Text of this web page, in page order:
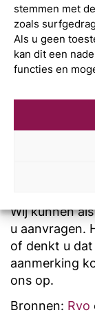
stemmen met
zoals
Als u geen
kan dit een
functies en
een
TVL 2 voor
tijdvak 2
Wij kunnen
u aanvragen.
of denkt u
aanmerking
ons op.
Bronnen: Rvo